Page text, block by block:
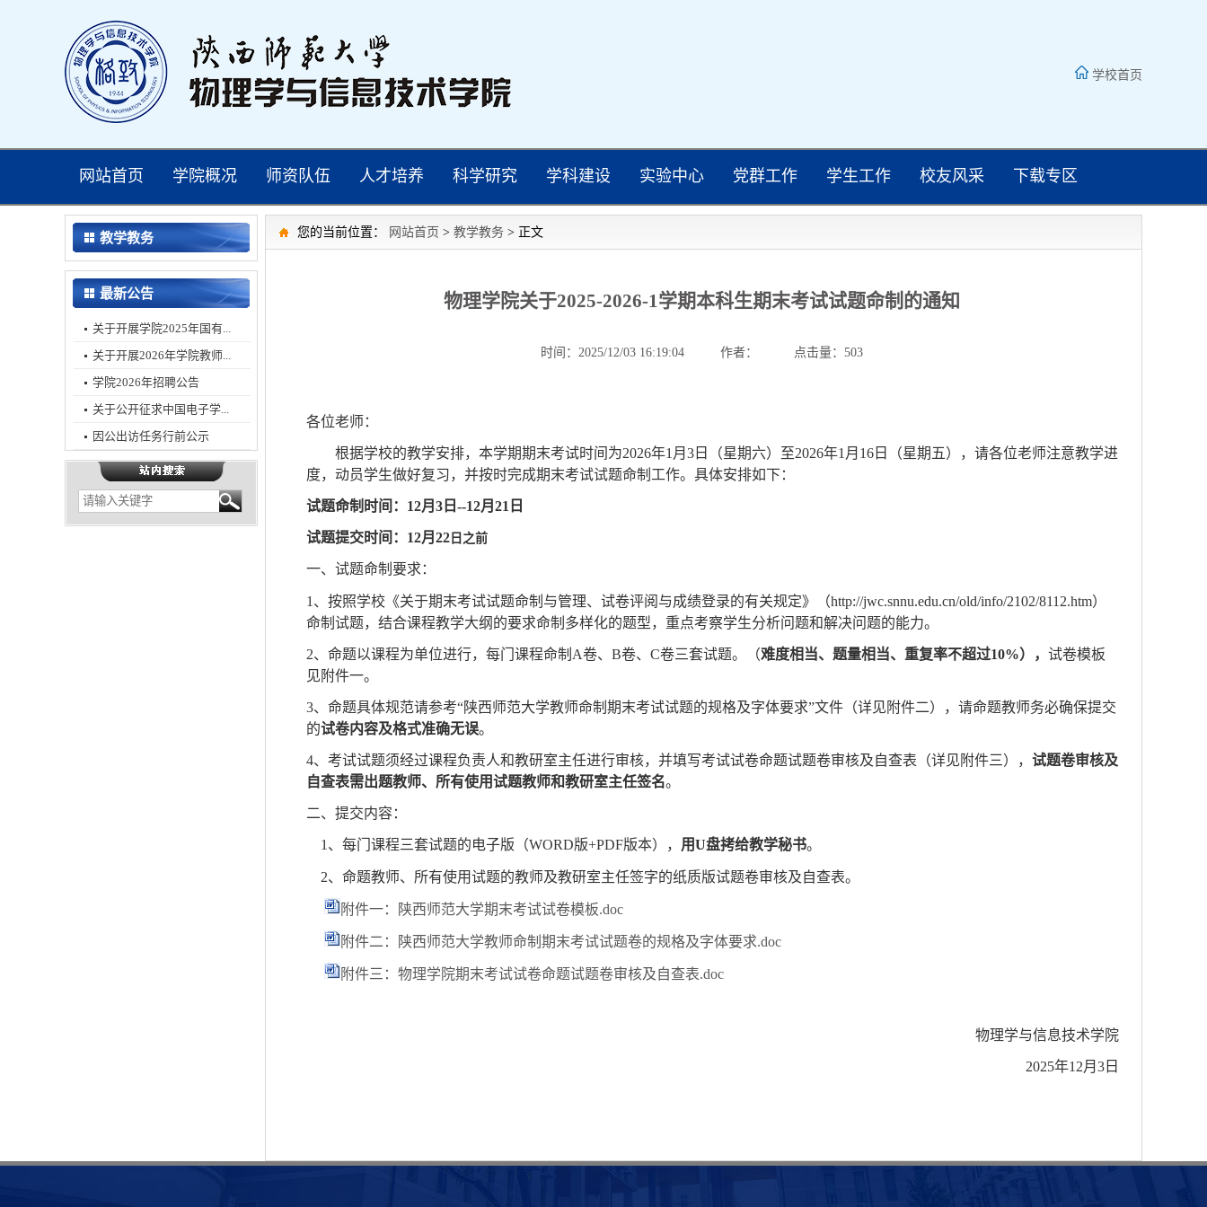
学校首页
网站首页 学院概况 师资队伍 人才培养 科学研究 学科建设 实验中心 党群工作 学生工作 校友风采 下载专区
教学教务
最新公告
关于开展学院2025年国有...
关于开展2026年学院教师...
学院2026年招聘公告
关于公开征求中国电子学...
因公出访任务行前公示
您的当前位置： 网站首页 > 教学教务 > 正文
物理学院关于2025-2026-1学期本科生期末考试试题命制的通知
时间：2025/12/03 16:19:04 作者： 点击量： 503
各位老师：
根据学校的教学安排，本学期期末考试时间为2026年1 月 3 日（星期六）至2026年1 月 16 日（星期五），请各位老师注意教学进
度，动员学生做好复习，并按时完成期末考试试题命制工作。具体安排如下：
试题命制时间： 12月 3 日 --12月 21 日
试题提交时间： 12月 22 日之前
一、 试题命制要求：
1、按照学校《关于期末考试试题命制与管理、试卷评阅与成绩登录的有关规定》（http://jwc.snnu.edu.cn/old/info/2102/8112.htm）
命制试题，结合课程教学大纲的要求命制多样化的题型，重点考察学生分析问题和解决问题的能力。
2、命题以课程为单位进行，每门课程命制A卷、B卷、C卷三套试题。（难度相当、题量相当、重复率不超过10%）， 试卷模板
见附件一。
3、命题具体规范请参考“陕西师范大学教师命制期末考试试题的规格及字体要求”文件（详见附件二），请命题教师务必确保提交
的试卷内容及格式准确无误。
4、 考试试题须经过课程负责人和教研室主任进行审核，并填写考试试卷命题试题卷审核及自查表 （详见附件三）， 试题卷审核及
自查表需出题教师、所有使用试题教师和教研室主任签名。
二、 提交内容：
1、 每门课程三套试题的电子版（WORD版+PDF版本）， 用U盘拷给教学秘书。
2、 命题教师、 所有使用试题的教师及教研室主任签字的纸质版试题卷审核及自查表。
附件一：陕西师范大学期末考试试卷模板.doc
附件二：陕西师范大学教师命制期末考试试题卷的规格及字体要求.doc
附件三：物理学院期末考试试卷命题试题卷审核及自查表.doc
物理学与信息技术学院
2025年12月 3 日